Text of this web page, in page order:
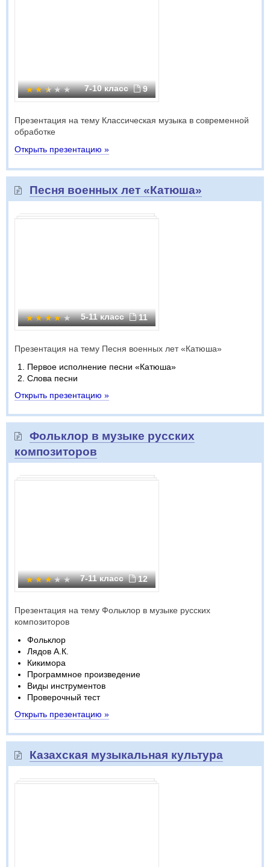
7-10 класс 9
Презентация на тему Классическая музыка в современной
обработке
Открыть презентацию »
Песня военных лет «Катюша»
5-11 класс 11
Презентация на тему Песня военных лет «Катюша»
Первое исполнение песни «Катюша»
Слова песни
Открыть презентацию »
Фольклор в музыке русских
композиторов
7-11 класс 12
Презентация на тему Фольклор в музыке русских
композиторов
Фольклор
Лядов А.К.
Кикимора
Программное произведение
Виды инструментов
Проверочный тест
Открыть презентацию »
Казахская музыкальная культура